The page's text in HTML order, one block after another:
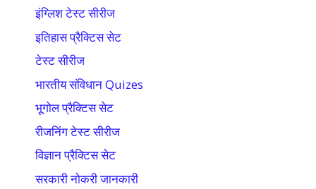
इंग्लिश टेस्ट सीरीज
इतिहास प्रैक्टिस सेट
टेस्ट सीरीज
भारतीय संविधान Quizes
भूगोल प्रैक्टिस सेट
रीजनिंग टेस्ट सीरीज
विज्ञान प्रैक्टिस सेट
सरकारी नोकरी जानकारी